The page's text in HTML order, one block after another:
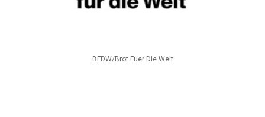
BFDW/Brot Fuer Die Welt